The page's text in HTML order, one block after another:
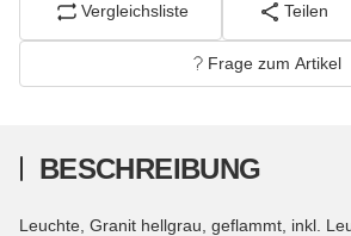
Vergleichsliste Teilen
Frage zum Artikel
BESCHREIBUNG
Leuchte, Granit hellgrau, geflammt, inkl.